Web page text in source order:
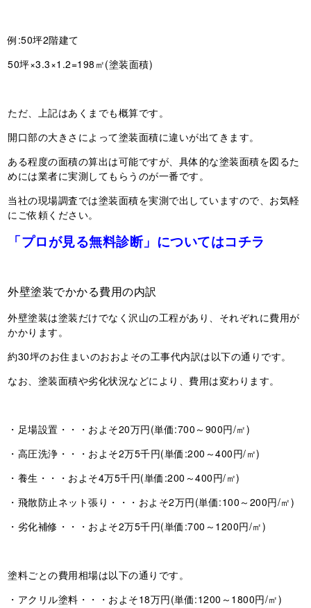
例:50坪2階建て
50坪×3.3×1.2=198㎡(塗装面積)
ただ、上記はあくまでも概算です。
開口部の大きさによって塗装面積に違いが出てきます。
ある程度の面積の算出は可能ですが、具体的な塗装面積を図るた
めには業者に実測してもらうのが一番です。
当社の現場調査では塗装面積を実測で出していますので、お気軽
にご依頼ください。
「プロが見る無料診断」についてはコチラ
外壁塗装でかかる費用の内訳
外壁塗装は塗装だけでなく沢山の工程があり、それぞれに費用が
かかります。
約30坪のお住まいのおおよその工事代内訳は以下の通りです。
なお、塗装面積や劣化状況などにより、費用は変わります。
・足場設置・・・およそ20万円(単価:700～900円/㎡)
・高圧洗浄・・・およそ2万5千円(単価:200～400円/㎡)
・養生・・・およそ4万5千円(単価:200～400円/㎡)
・飛散防止ネット張り・・・およそ2万円(単価:100～200円/㎡)
・劣化補修・・・およそ2万5千円(単価:700～1200円/㎡)
塗料ごとの費用相場は以下の通りです。
・アクリル塗料・・・およそ18万円(単価:1200～1800円/㎡)